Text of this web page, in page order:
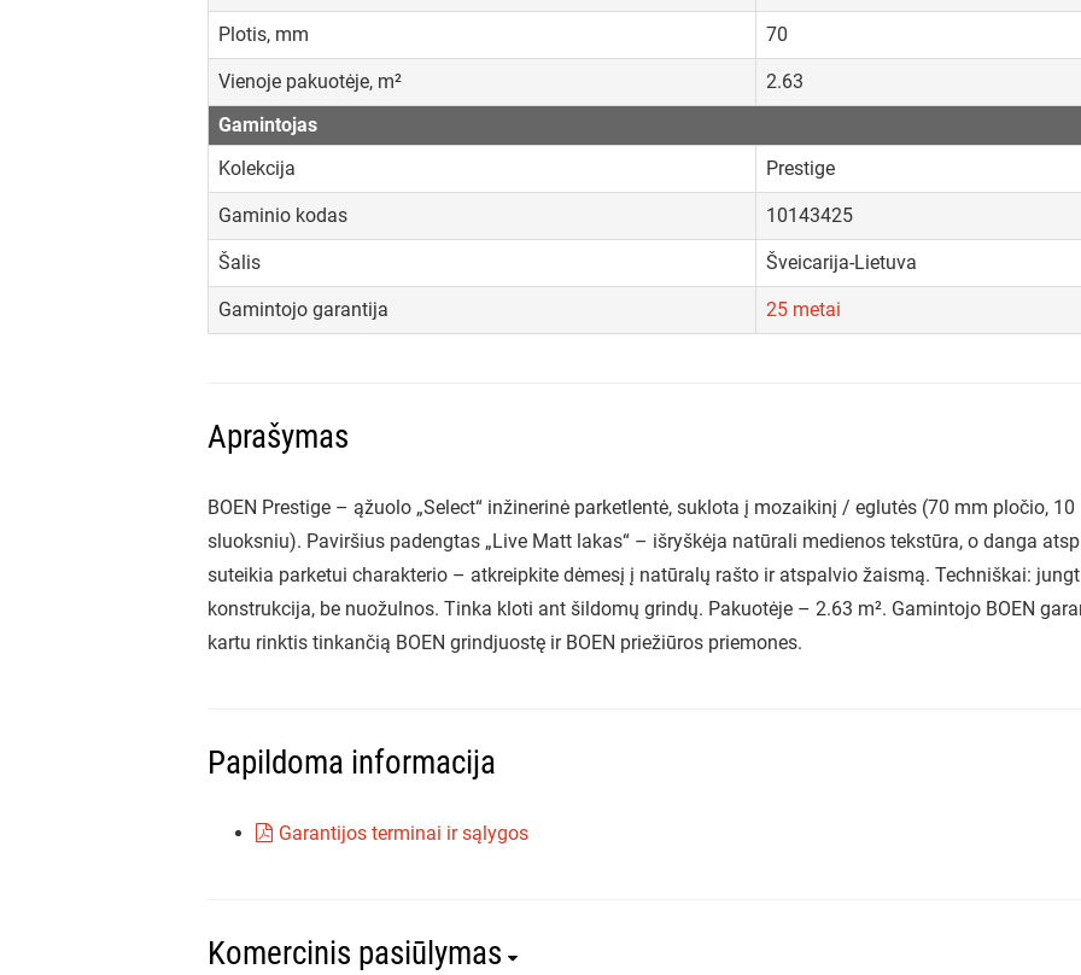
Plotis, mm 70
Vienoje pakuotėje, m²
2.63
Gamintojas
Kolekcija
Prestige
Gaminio kodas 10143425
Šalis Šveicarija-Lietuva
Gamintojo garantija 25 metai
Aprašymas
BOEN Prestige – ąžuolo „Select“ inžinerinė parketlentė, suklota į mozaikinį / eglutės (70 mm pločio,
sluoksniu). Paviršius padengtas „Live Matt lakas“ – išryškėja natūrali medienos tekstūra, o danga
suteikia parketui charakterio – atkreipkite dėmesį į natūralų rašto ir atspalvio žaismą. Techniškai:
konstrukcija, be nuožulnos. Tinka kloti ant šildomų grindų. Pakuotėje – 2.63 m². Gamintojo BOEN
kartu rinktis tinkančią BOEN grindjuostę ir BOEN priežiūros priemones.
Papildoma informacija
Garantijos terminai ir sąlygos
Komercinis pasiūlymas